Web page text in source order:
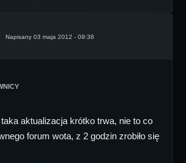
Napisany 03 maja 2012 - 09:38
aktualizacja krótko trwa, nie to co
forum wota, z 2 godzin zrobiło się